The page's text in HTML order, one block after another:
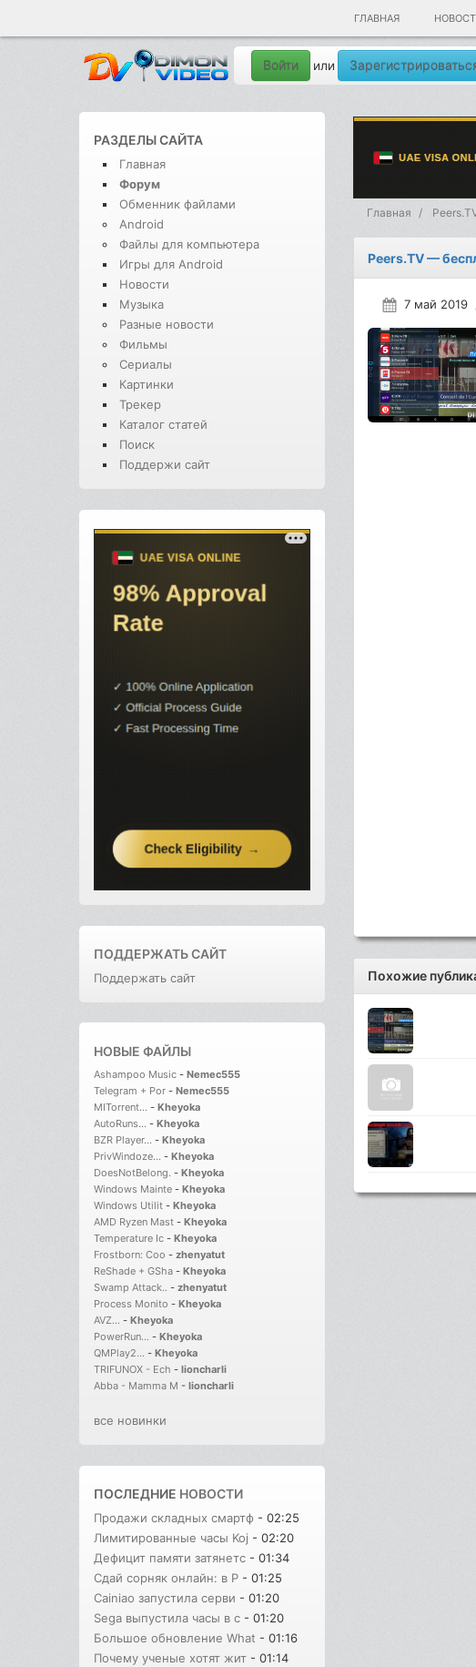
ГЛАВНАЯ
Войти или
РАЗДЕЛЫ САЙТА
Главная
Форум
Обменник файлами
Android
Файлы для компьютера
Игры для Android
Новости
Музыка
Разные новости
Фильмы
Сериалы
Картинки
Трекер
Каталог статей
Поиск
Поддержи сайт
ПОДДЕРЖАТЬ САЙТ
Поддержать сайт
НОВЫЕ ФАЙЛЫ
Ashampoo Music - Nemec555
Telegram + Por - Nemec555
MITorrent... - Kheyoka
AutoRuns... - Kheyoka
BZR Player... - Kheyoka
PrivWindoze... - Kheyoka
DoesNotBelong. - Kheyoka
Windows Mainte - Kheyoka
Windows Utilit - Kheyoka
AMD Ryzen Mast - Kheyoka
Temperature Ic - Kheyoka
Frostborn: Coo - zhenyatut
ReShade + GSha - Kheyoka
Swamp Attack.. - zhenyatut
Process Monito - Kheyoka
AVZ... - Kheyoka
PowerRun... - Kheyoka
QMPlay2... - Kheyoka
TRIFUNOX - Ech - lioncharli
Abba - Mamma M - lioncharli
все новинки
ПОСЛЕДНИЕ НОВОСТИ
Продажи складных смартф - 02:25
Лимитированные часы Koj - 02:20
Дефицит памяти затянетс - 01:34
Сдай сорняк онлайн: в Р - 01:25
Cainiao запустила серви - 01:20
Sega выпустила часы в с - 01:20
Большое обновление What - 01:16
Почему ученые хотят жит - 01:14
Главная
Peers.TV —
7 май 2019
Похожие